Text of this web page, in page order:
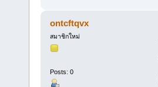
ontcftqvx
สมาชิกใหม่
Posts: 0